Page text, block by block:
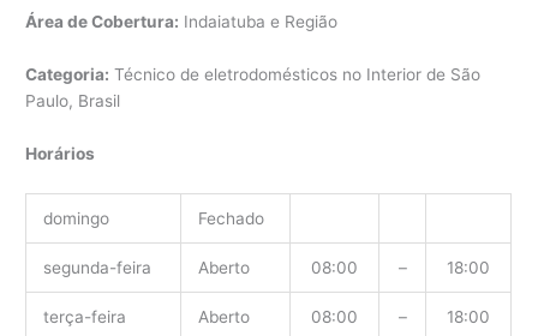
Área de Cobertura: Indaiatuba e Região
Categoria: Técnico de eletrodomésticos no Interior de São
Paulo, Brasil
Horários
domingo Fechado
segunda-feira Aberto 08:00 – 18:00
terça-feira Aberto 08:00 – 18:00